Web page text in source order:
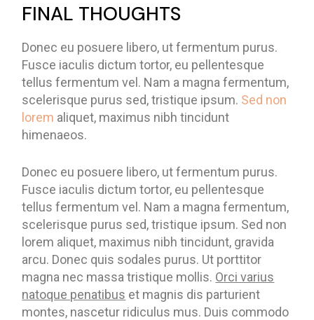
FINAL THOUGHTS
Donec eu posuere libero, ut fermentum purus.
Fusce iaculis dictum tortor, eu pellentesque
tellus fermentum vel. Nam a magna fermentum,
scelerisque purus sed, tristique ipsum. Sed non
lorem aliquet, maximus nibh tincidunt
himenaeos.
Donec eu posuere libero, ut fermentum purus.
Fusce iaculis dictum tortor, eu pellentesque
tellus fermentum vel. Nam a magna fermentum,
scelerisque purus sed, tristique ipsum. Sed non
lorem aliquet, maximus nibh tincidunt, gravida
arcu. Donec quis sodales purus. Ut porttitor
magna nec massa tristique mollis. Orci varius
natoque penatibus et magnis dis parturient
montes, nascetur ridiculus mus. Duis commodo